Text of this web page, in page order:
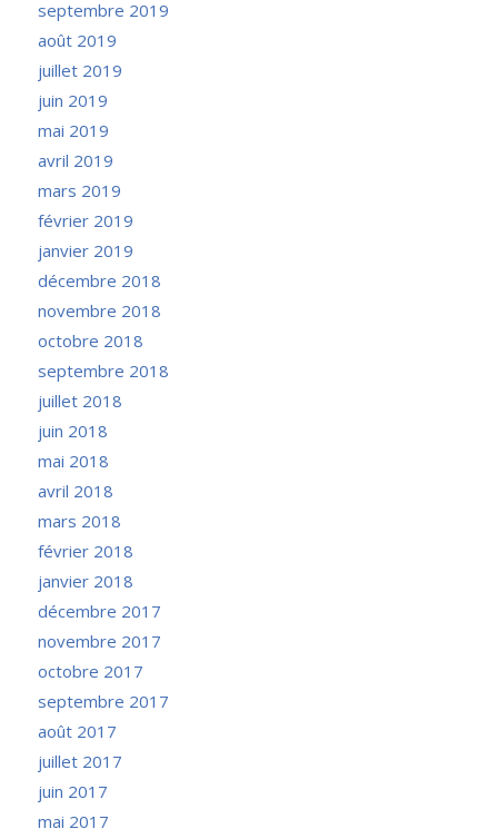
septembre 2019
août 2019
juillet 2019
juin 2019
mai 2019
avril 2019
mars 2019
février 2019
janvier 2019
décembre 2018
novembre 2018
octobre 2018
septembre 2018
juillet 2018
juin 2018
mai 2018
avril 2018
mars 2018
février 2018
janvier 2018
décembre 2017
novembre 2017
octobre 2017
septembre 2017
août 2017
juillet 2017
juin 2017
mai 2017